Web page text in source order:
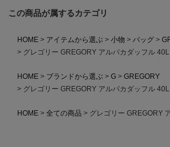
この商品が属するカテゴリ
HOME アイテムから選ぶ 小物 バッグ
グレゴリー GREGORY アルパカダッフル 40L
HOME ブランドから選ぶ G
GREGORY
グレゴリー GREGORY アルパカダッフル 40L
HOME 全ての商品 グレゴリー GREGORY